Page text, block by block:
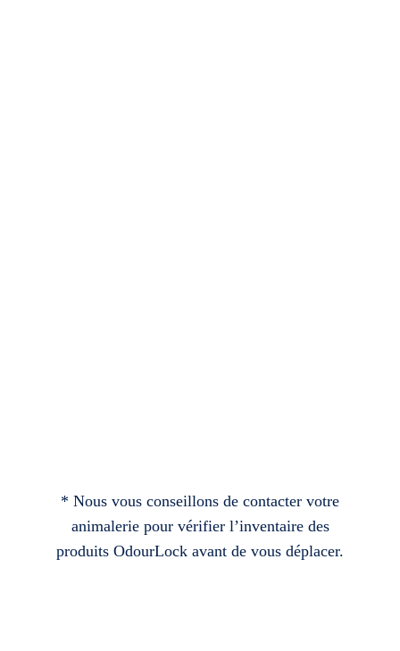
* Nous vous conseillons de contacter votre
animalerie pour vérifier l’inventaire des
produits OdourLock avant de vous déplacer.